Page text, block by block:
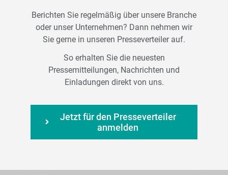
Berichten Sie regelmäßig über unsere Branche
oder unser Unternehmen? Dann nehmen wir
Sie gerne in unseren Presseverteiler auf.
So erhalten Sie die neuesten
Pressemitteilungen, Nachrichten und
Einladungen direkt von uns.
Jetzt für den Presseverteiler
anmelden